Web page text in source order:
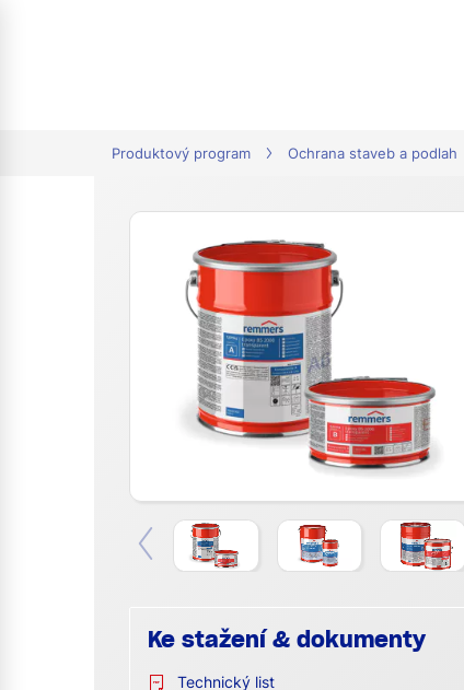
Produktový program Ochrana staveb a podlah
Ke stažení & dokumenty
Technický list